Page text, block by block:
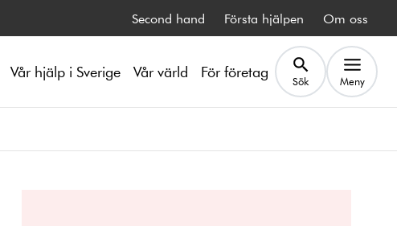
Second hand Första hjälpen Om oss
Vår hjälp i Sverige Vår värld För företag Sök Meny